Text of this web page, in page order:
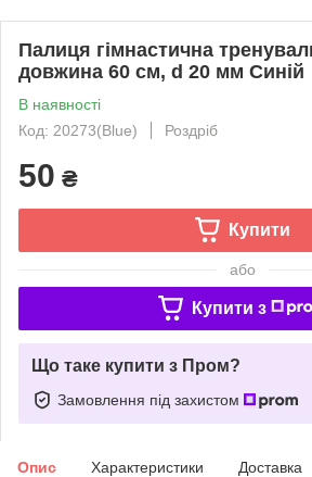
Палиця гімнастична
довжина 60 см, d 20 мм Синій
В наявності
Код: 20273(Blue)
Роздріб
50 ₴
Купити
або
Купити з
Що таке купити з Пром?
Замовлення під захистом
Опис Характеристики Доставка